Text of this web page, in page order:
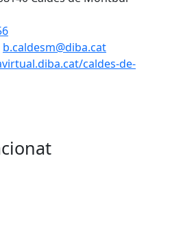
b.caldesm@diba.cat
caldes-de-